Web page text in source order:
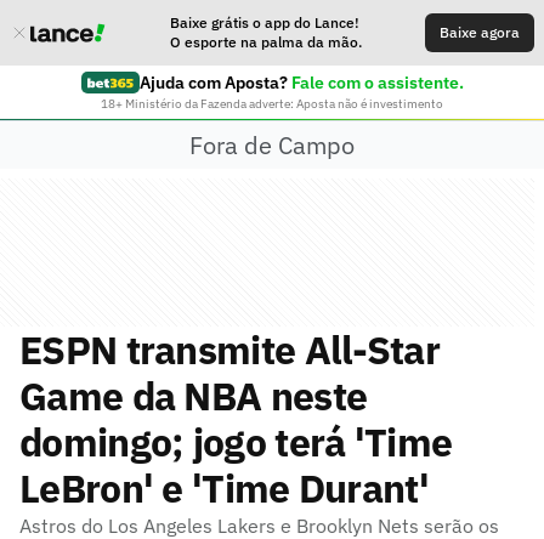
Baixe grátis o app do Lance!
O esporte na palma da mão.
Baixe agora
Ajuda com Aposta? Fale com o assistente.
18+ Ministério da Fazenda adverte: Aposta não é investimento
Fora de Campo
ESPN transmite All-Star
Game da NBA neste
domingo; jogo terá 'Time
LeBron' e 'Time Durant'
Astros do Los Angeles Lakers e Brooklyn Nets serão os